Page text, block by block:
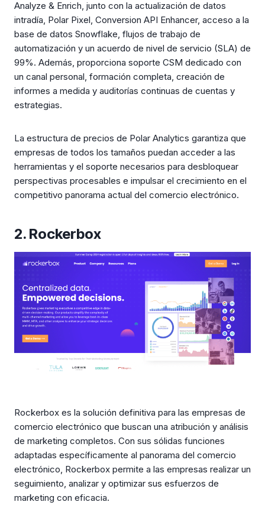
Analyze & Enrich, junto con la actualización de datos
intradía, Polar Pixel, Conversion API Enhancer, acceso a la
base de datos Snowflake, flujos de trabajo de
automatización y un acuerdo de nivel de servicio (SLA) de
99%. Además, proporciona soporte CSM dedicado con
un canal personal, formación completa, creación de
informes a medida y auditorías continuas de cuentas y
estrategias.
La estructura de precios de Polar Analytics garantiza que
empresas de todos los tamaños puedan acceder a las
herramientas y el soporte necesarios para desbloquear
perspectivas procesables e impulsar el crecimiento en el
competitivo panorama actual del comercio electrónico.
2. Rockerbox
Rockerbox es la solución definitiva para las empresas de
comercio electrónico que buscan una atribución y análisis
de marketing completos. Con sus sólidas funciones
adaptadas específicamente al panorama del comercio
electrónico, Rockerbox permite a las empresas realizar un
seguimiento, analizar y optimizar sus esfuerzos de
marketing con eficacia.